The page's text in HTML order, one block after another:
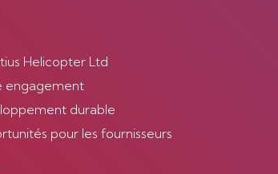
Helicopter Ltd
engagement
durable
pour les fournisseurs